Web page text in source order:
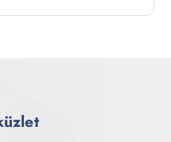
t